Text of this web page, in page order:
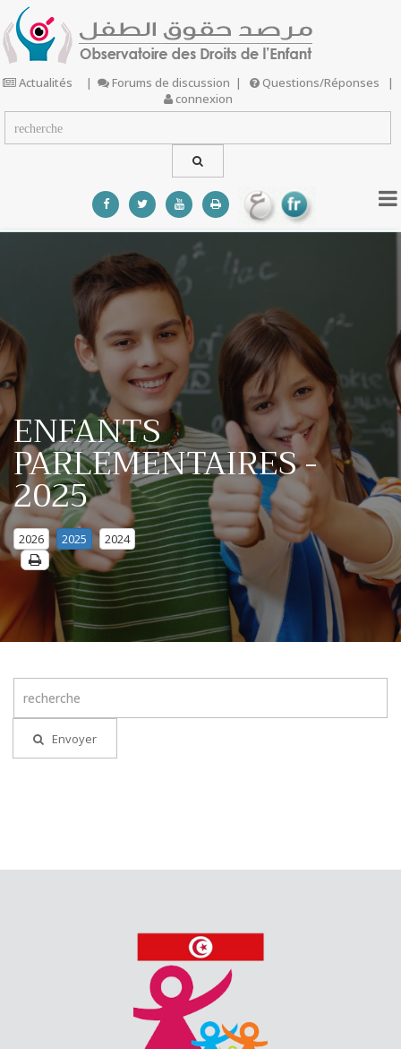
Actualités | Forums de discussion | Questions/Réponses
|
connexion
ENFANTS
PARLEMENTAIRES -
2025
2026 2025 2024
Envoyer